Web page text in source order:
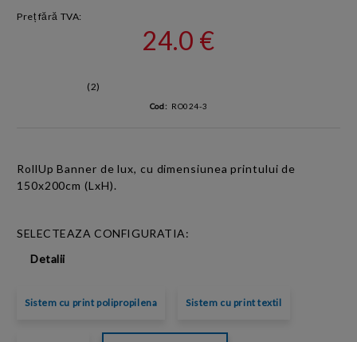
Preț fără TVA:
24.0 €
(2)
Cod: RO024-3
RollUp Banner de lux, cu dimensiunea printului de
150x200cm(LxH).
SELECTEAZA CONFIGURATIA:
Detalii
Sistem cu print polipropilena Sistem cu print textil